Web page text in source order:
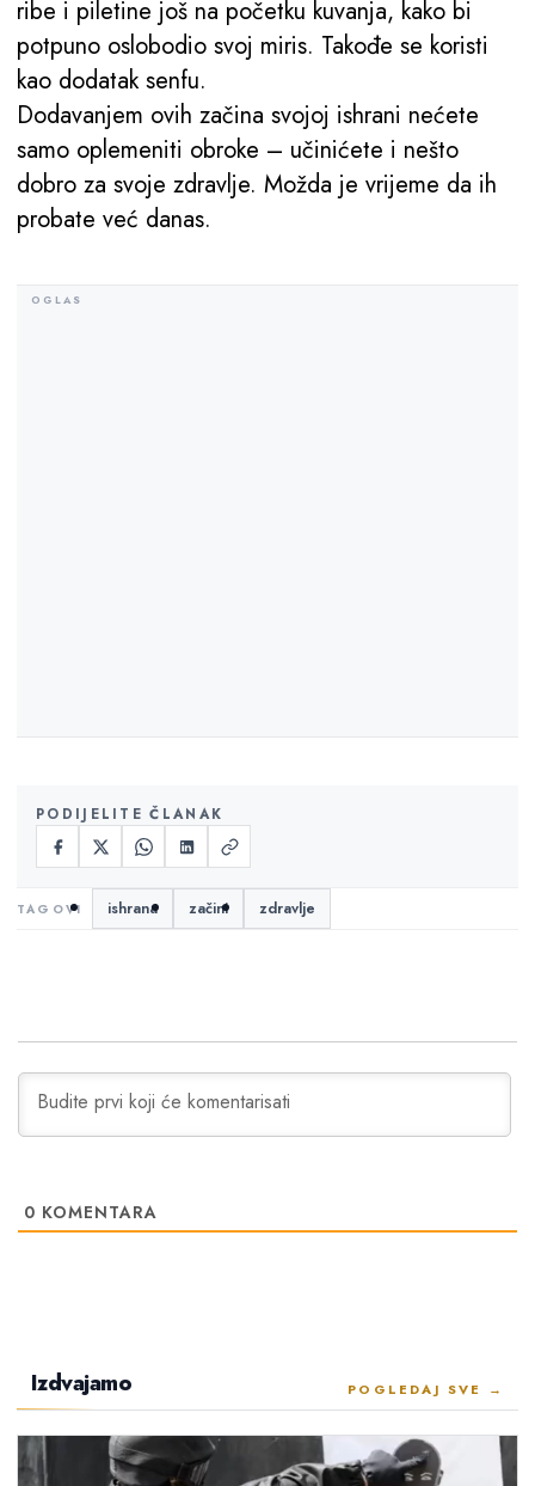
ribe i piletine još na početku kuvanja, kako bi
potpuno oslobodio svoj miris. Takođe se koristi
kao dodatak senfu.
Dodavanjem ovih začina svojoj ishrani nećete
samo oplemeniti obroke – učinićete i nešto
dobro za svoje zdravlje. Možda je vrijeme da ih
probate već danas.
PODIJELITE ČLANAK
ishrana začini zdravlje
0 KOMENTARA
Izdvajamo POGLEDAJ SVE →